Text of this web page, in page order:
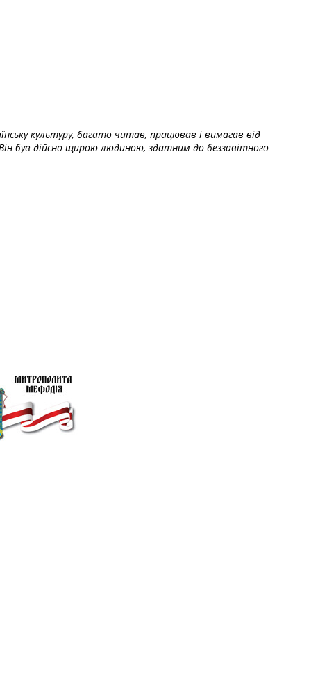
культуру, багато читав, працював і вимагав від
був дійсно щирою людиною, здатним до беззавітного